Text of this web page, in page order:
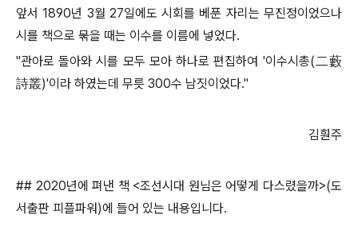
앞서1890년 3월 27일에도 시회를 베푼 자리는 무진정이었으나
시를 책으로 묶을 때는 이수를 이름에 넣었다.
"관아로 돌아와 시를 모두 모아 하나로 편집하여 '이수시총(二藪
詩叢)'이라 하였는데 무릇 300수 남짓이었다."
김훤주
## 2020년에 펴낸 책 <조선시대 원님은 어떻게 다스렸을까>(도
서출판 피플파워)에 들어 있는 내용입니다.